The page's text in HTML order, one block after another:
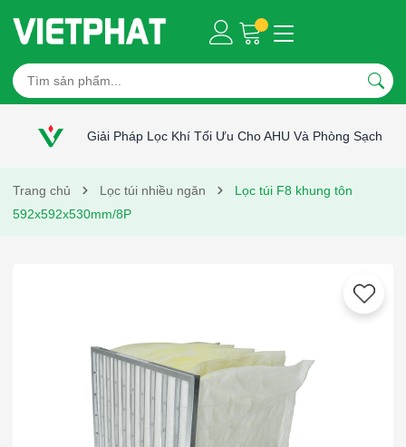
Giải Pháp Lọc Khí Tối Ưu Cho AHU Và Phòng Sạch
Trang chủ Lọc túi nhiều ngăn
Lọc túi F8 khung tôn
592x592x530mm/8P